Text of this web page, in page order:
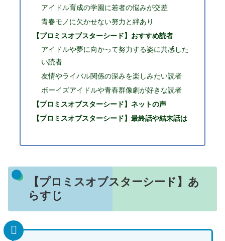
アイドル育成の学園に若者の悩みが交差
青春モノに欠かせない努力と絆あり
【プロミスオブスターシード】おすすめ読者
アイドルや夢に向かって努力する姿に共感した
い読者
友情やライバル関係の深みを楽しみたい読者
ボーイズアイドルや青春群像劇が好きな読者
【プロミスオブスターシード】ネットの声
【プロミスオブスターシード】最終話や結末話は
【プロミスオブスターシード】あ
らすじ